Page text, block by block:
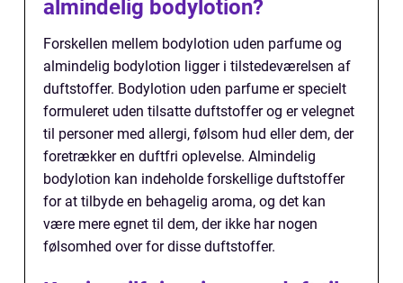
almindelig bodylotion?
Forskellen mellem bodylotion uden parfume og
almindelig bodylotion ligger i tilstedeværelsen af
duftstoffer. Bodylotion uden parfume er specielt
formuleret uden tilsatte duftstoffer og er velegnet
til personer med allergi, følsom hud eller dem, der
foretrækker en duftfri oplevelse. Almindelig
bodylotion kan indeholde forskellige duftstoffer
for at tilbyde en behagelig aroma, og det kan
være mere egnet til dem, der ikke har nogen
følsomhed over for disse duftstoffer.